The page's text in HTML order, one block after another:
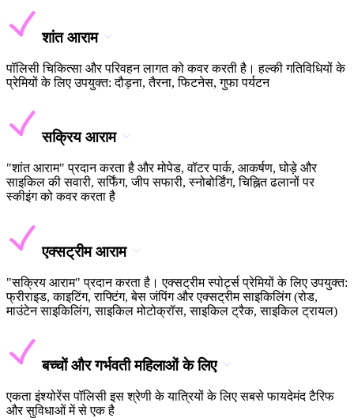
शांत आराम
पॉलिसी चिकित्सा और परिवहन लागत को कवर करती है। हल्की गतिविधियों के
प्रेमियों के लिए उपयुक्त: दौड़ना, तैरना, फिटनेस, गुफा पर्यटन
सक्रिय आराम
"शांत आराम" प्रदान करता है और मोपेड, वॉटर पार्क, आकर्षण, घोड़े और
साइकिल की सवारी, सर्फिंग, जीप सफारी, स्नोबोर्डिंग, चिह्नित ढलानों पर
स्कीइंग को कवर करता है
एक्सट्रीम आराम
"सक्रिय आराम" प्रदान करता है। एक्सट्रीम स्पोर्ट्स प्रेमियों के लिए उपयुक्त:
फ्रीराइड, काइटिंग, राफ्टिंग, बेस जंपिंग और एक्सट्रीम साइकिलिंग (रोड,
माउंटेन साइकिलिंग, साइकिल मोटोक्रॉस, साइकिल ट्रैक, साइकिल ट्रायल)
बच्चों और गर्भवती महिलाओं के लिए
एकता इंश्योरेंस पॉलिसी इस श्रेणी के यात्रियों के लिए सबसे फायदेमंद टैरिफ
और सुविधाओं में से एक है